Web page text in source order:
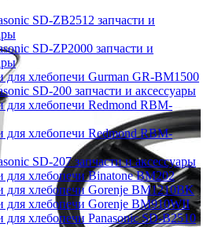
SD-ZB2512 запчасти и
SD-ZP2000 запчасти и
для хлебопечи Gurman GR-BM1500
SD-200 запчасти и аксессуары
для хлебопечи Redmond RBM-
для хлебопечи Redmond RBM-
SD-207 запчасти и аксессуары
для хлебопечи Binatone BM202
для хлебопечи Gorenje BM1210BK
для хлебопечи Gorenje BM910WII
для хлебопечи Panasonic SD-B2510